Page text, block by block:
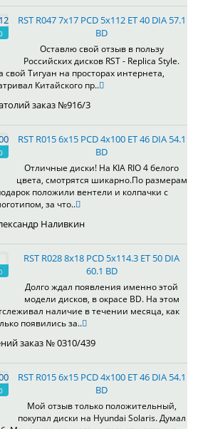
RST R047 7x17 PCD 5x112 ET 40 DIA 57.1
BD
Оставлю свой отзыв в пользу
Российских дисков RST - Replica Style.
свой Тигуан на просторах интернета,
Китайского пр..
заказ №916/3
RST R015 6x15 PCD 4x100 ET 46 DIA 54.1
BD
Отличные диски! На KIA RIO 4 белого
цвета, смотрятся шикарно.По размерам
положили вентели и колпачки с
за что..
Наливкин
RST R028 8x18 PCD 5x114.3 ET 50 DIA
60.1 BD
Долго ждал появления именно этой
модели дисков, в окрасе BD. На этом
наличие в течении месяца, как
появились за..
заказ № 0310/439
RST R015 6x15 PCD 4x100 ET 46 DIA 54.1
BD
Мой отзыв только положительный,
покупал диски на Hyundai Solaris. Думал